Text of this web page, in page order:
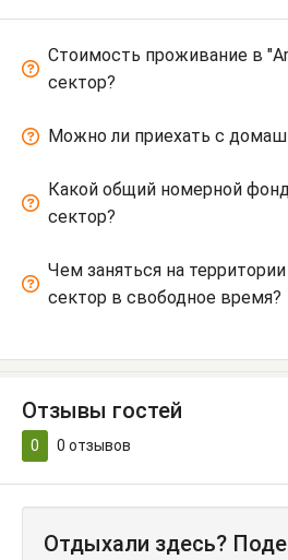
Стоимость проживание в
сектор?
Можно ли приехать с
Какой общий номерной
сектор?
Чем заняться на
сектор в свободное время?
Отзывы гостей
0 0 отзывов
Отдыхали здесь?